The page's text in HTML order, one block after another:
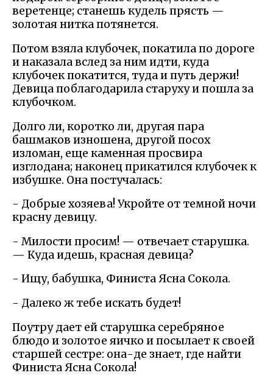
веретенце; станешь кудель прясть —
золотая нитка потянется.
Потом взяла клубочек, покатила по дороге
и наказала вслед за ним идти, куда
клубочек покатится, туда и путь держи!
Девица поблагодарила старуху и пошла за
клубочком.
Долго ли, коротко ли, другая пара
башмаков изношена, другой посох
изломан, еще каменная просвира
изглодана; наконец прикатился клубочек к
избушке. Она постучалась:
- Добрые хозяева! Укройте от темной ночи
красну девицу.
- Милости просим! — отвечает старушка.
— Куда идешь, красная девица?
- Ищу, бабушка, Финиста Ясна Сокола.
- Далеко ж тебе искать будет!
Поутру дает ей старушка серебряное
блюдо и золотое яичко и посылает к своей
старшей сестре: она-де знает, где найти
Финиста Ясна Сокола!